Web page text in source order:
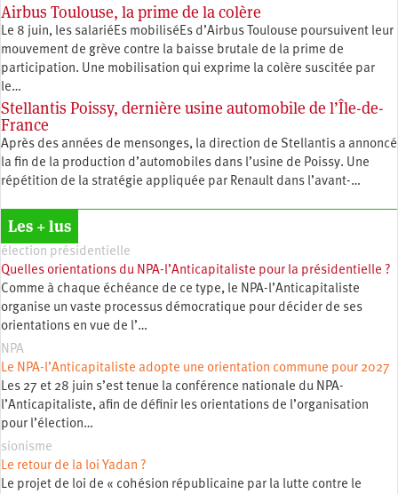
Airbus Toulouse, la prime de la colère
Le 8 juin, les salariéEs mobiliséEs d’Airbus Toulouse poursuivent leur
mouvement de grève contre la baisse brutale de la prime de
participation. Une mobilisation qui exprime la colère suscitée par
le…
Stellantis Poissy, dernière usine automobile de l’Île-de-
France
Après des années de mensonges, la direction de Stellantis a annoncé
la fin de la production d’automobiles dans l’usine de Poissy. Une
répétition de la stratégie appliquée par Renault dans l’avant-…
Les + lus
élection présidentielle
Quelles orientations du NPA-l’Anticapitaliste pour la présidentielle ?
Comme à chaque échéance de ce type, le NPA-l’Anticapitaliste
organise un vaste processus démocratique pour décider de ses
orientations en vue de l’…
NPA
Le NPA-l’Anticapitaliste adopte une orientation commune pour 2027
Les 27 et 28 juin s’est tenue la conférence nationale du NPA-
l’Anticapitaliste, afin de définir les orientations de l’organisation
pour l’élection…
sionisme
Le retour de la loi Yadan ?
Le projet de loi de « cohésion républicaine par la lutte contre le